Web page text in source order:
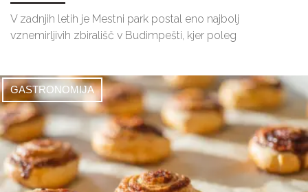
V zadnjih letih je Mestni park postal eno najbolj
vznemirljivih zbirališč v Budimpešti, kjer poleg
GASTRONOMIJA